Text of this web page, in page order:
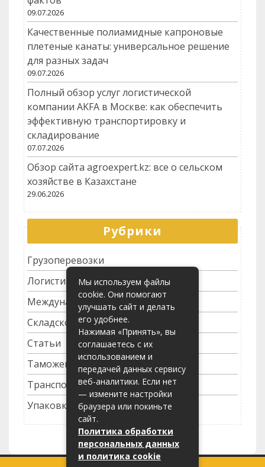
09.07.2026
Качественные полиамидные капроновые
плетеные канаты: универсальное решение
для разных задач
09.07.2026
Полный обзор услуг логистической
компании AKFA в Москве: как обеспечить
эффективную транспортировку и
складирование
07.07.2026
Обзор сайта agroexpert.kz: все о сельском
хозяйстве в Казахстане
29.06.2026
Рубрики
Грузоперевозки
Логистика
Международные перевозки
Складское хозяйство
Статьи
Таможенное оформление
Транспортные услуги
Упаковка грузов
Мы используем файлы
cookie. Они помогают
улучшать сайт и делать
его удобнее.
Нажимая «Принять», вы
соглашаетесь с их
использованием и
передачей данных сервису
веб-аналитики. Если нет
— измените настройки
браузера или покиньте
сайт.
Политика обработки
персональных данных
и политика cookie